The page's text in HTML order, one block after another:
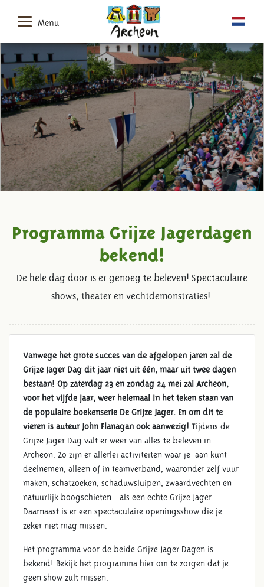
Menu
Programma Grijze Jagerdagen
bekend!
De hele dag door is er genoeg te beleven! Spectaculaire
shows, theater en vechtdemonstraties!
Vanwege het grote succes van de afgelopen jaren zal de
Grijze Jager Dag dit jaar niet uit één, maar uit twee dagen
bestaan! Op zaterdag 23 en zondag 24 mei zal Archeon,
voor het vijfde jaar, weer helemaal in het teken staan van
de populaire boekenserie De Grijze Jager. En om dit te
vieren is auteur John Flanagan ook aanwezig! Tijdens de
Grijze Jager Dag valt er weer van alles te beleven in
Archeon. Zo zijn er allerlei activiteiten waar je aan kunt
deelnemen, alleen of in teamverband, waaronder zelf vuur
maken, schatzoeken, schaduwsluipen, zwaardvechten en
natuurlijk boogschieten - als een echte Grijze Jager.
Daarnaast is er een spectaculaire openingsshow die je
zeker niet mag missen.
Het programma voor de beide Grijze Jager Dagen is
bekend! Bekijk het programma hier om te zorgen dat je
geen show zult missen.